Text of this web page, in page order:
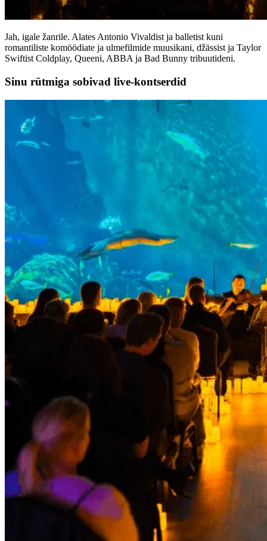
Jah, igale žanrile. Alates Antonio Vivaldist ja balletist kuni
romantiliste komöödiate ja ulmefilmide muusikani, džässist ja Taylor
Swiftist Coldplay, Queeni, ABBA ja Bad Bunny tribuutideni.
Sinu rütmiga sobivad live-kontserdid